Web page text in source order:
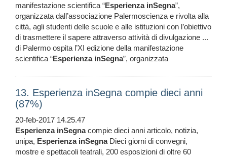
manifestazione scientifica “Esperienza inSegna”,
organizzata dall’associazione Palermoscienza e rivolta alla
città, agli studenti delle scuole e alle istituzioni con l’obiettivo
di trasmettere il sapere attraverso attività di divulgazione ...
di Palermo ospita l’XI edizione della manifestazione
scientifica “Esperienza inSegna”, organizzata
13. Esperienza inSegna compie dieci anni
(87%)
20-feb-2017 14.25.47
Esperienza inSegnacompie dieci anni articolo, notizia,
unipa, Esperienza inSegnaDieci giorni di convegni,
mostre e spettacoli teatrali, 200 esposizioni di oltre 60